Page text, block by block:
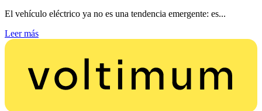
El vehículo eléctrico ya no es una tendencia emergente: es...
Leer más